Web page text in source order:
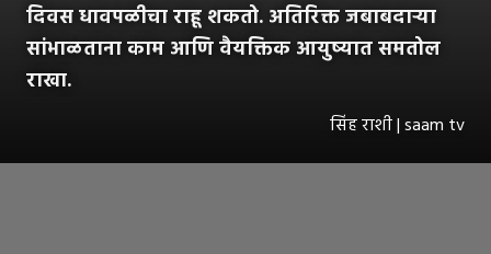
दिवस धावपळीचा राहू शकतो. अतिरिक्त जबाबदाऱ्या
सांभाळताना काम आणि वैयक्तिक आयुष्यात समतोल
राखा.
सिंह राशी | saam tv